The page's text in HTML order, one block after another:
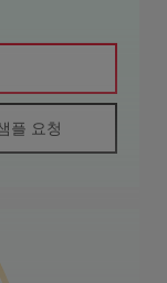
플 요청